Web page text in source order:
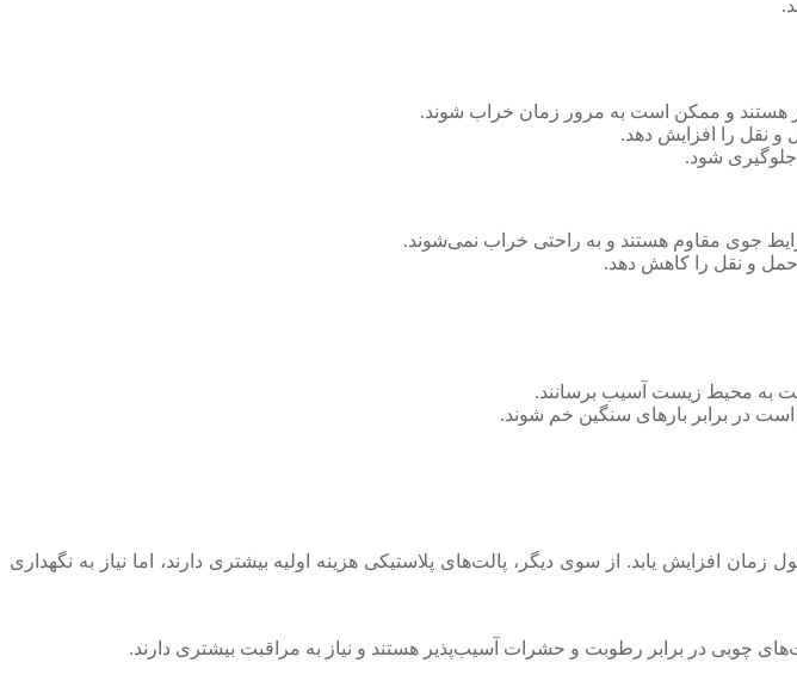
هستند و ممکن است به مرور زمان خراب شوند.
و نقل را افزایش دهد.
جلوگیری شود.
جوی مقاوم هستند و به راحتی خراب نمی‌شوند.
حمل و نقل را کاهش دهد.
به محیط زیست آسیب برسانند.
است در برابر بارهای سنگین خم شوند.
افزایش یابد. از سوی دیگر، پالت‌های پلاستیکی هزینه اولیه بیشتری دارند، اما نیاز به نگهداری
چوبی در برابر رطوبت و حشرات آسیب‌پذیر هستند و نیاز به مراقبت بیشتری دارند.